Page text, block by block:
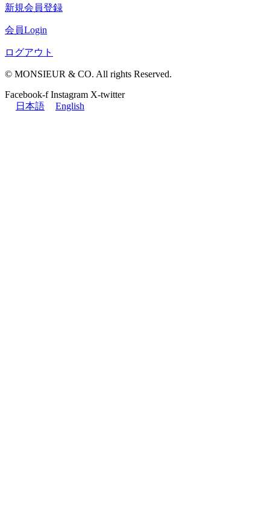
新規会員登録
会員Login
ログアウト
© MONSIEUR & CO. All rights Reserved.
Facebook-f Instagram X-twitter
日本語
English